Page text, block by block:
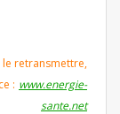
retransmettre,
: www.energie-
sante.net